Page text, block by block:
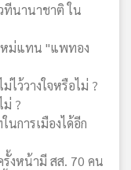
ทีนานาชาติ ใน
หม่แทน "แพทอง
ว้วางใจหรือไม่ ?
?
การเมืองได้อีก
รั้งหน้ามี สส. 70 คน